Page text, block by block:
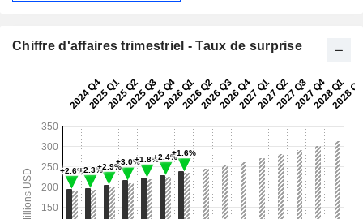
Chiffre d'affaires trimestriel - Taux de surprise